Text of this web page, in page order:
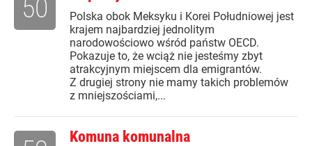
Polska obok Meksyku i Korei Południowej jest
krajem najbardziej jednolitym
narodowościowo wśród państw OECD.
Pokazuje to, że wciąż nie jesteśmy zbyt
atrakcyjnym miejscem dla emigrantów.
Z drugiej strony nie mamy takich problemów
z mniejszościami,...
50
Komuna komunalna